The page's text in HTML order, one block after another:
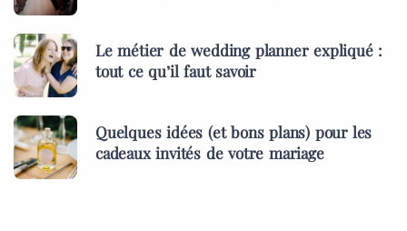
Le métier de wedding planner expliqué :
tout ce qu’il faut savoir
Quelques idées (et bons plans) pour les
cadeaux invités de votre mariage